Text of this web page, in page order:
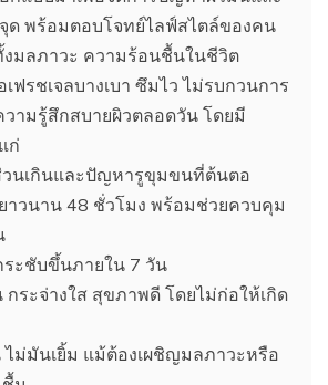
ด พร้อมตอบโจทย์ไลฟ์สไตล์ของคน
มลภาวะ ความร้อนชื้นในชีวิต
ฟรชเจลบางเบา ซึมไว ไม่รบกวนการ
ามรู้สึกสบายผิวตลอดวัน โดยมี
ก่
นเกินและปัญหารูขุมขนที่ต้นตอ
วนาน 48 ชั่วโมง พร้อมช่วยควบคุม
ะชับขึ้นภายใน 7 วัน
กระจ่างใส สุขภาพดี โดยไม่ก่อให้เกิด
ม่มันเยิ้ม แม้ต้องเผชิญมลภาวะหรือ